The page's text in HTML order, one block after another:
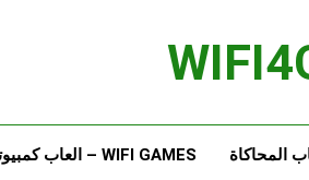
المحاكاة WIFI GAMES​ – العاب كمبيوتر قديمة​